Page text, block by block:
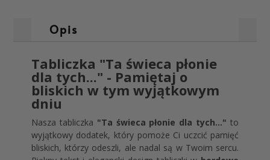
Opis
Tabliczka "Ta świeca płonie
dla tych..." - Pamiętaj o
bliskich w tym wyjątkowym
dniu
Nasza tabliczka "Ta świeca płonie dla tych..." to
wyjątkowy dodatek, który pomoże Ci uczcić pamięć
bliskich, którzy odeszli, ale nadal są w Twoim sercu.